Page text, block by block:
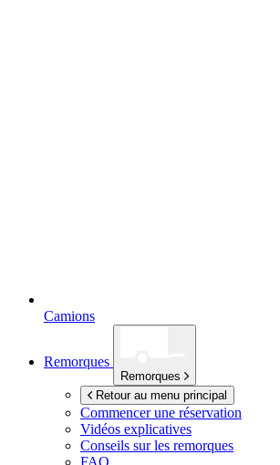
Camions
Remorques
Remorques
Retour au menu principal
Commencer une réservation
Vidéos explicatives
Conseils sur les remorques
FAQ